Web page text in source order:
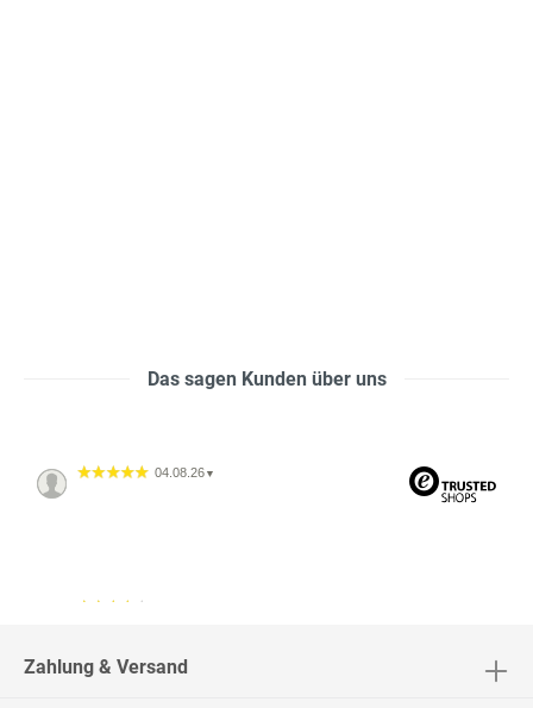
Das sagen Kunden über uns
04.08.26 ▼
Zahlung & Versand